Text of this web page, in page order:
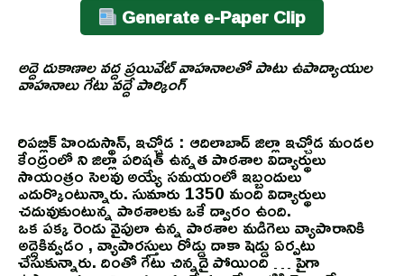
Generate e-Paper Clip
అద్దె దుకాణాల వద్ద ప్రయివేట్ వాహనాలతో పాటు ఉపాద్యాయుల
వాహనాలు గేటు వద్దే పార్కింగ్
రిపబ్లిక్ హిందుస్థాన్, ఇచ్చోడ : ఆదిలాబాద్ జిల్లా ఇచ్చోడ మండల
కేంద్రంలో ని జిల్లా పరిషత్ ఉన్నత పాఠశాల విద్యార్థులు
సాయంత్రం సెలవు అయ్యే సమయంలో ఇబ్బందులు
ఎదుర్కొంటున్నారు. సుమారు 1350 మంది విద్యార్థులు
చదువుకుంటున్న పాఠశాలకు ఒకే ద్వారం ఉంది.
ఒక పక్క రెండు వైపులా ఉన్న పాఠశాల మడిగెలు వ్యాపారానికి
అద్దెకివ్వడం , వ్యాపారస్తులు రోడ్డు దాకా షెడ్డు ఏర్పటు
చేసుకున్నారు. దింతో గేటు చిన్నదై పోయింది … పైగా